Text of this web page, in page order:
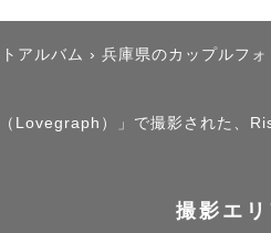
アルバム › 兵庫県のカップルフォ
Lovegraph）」で撮影された、
撮影エリ